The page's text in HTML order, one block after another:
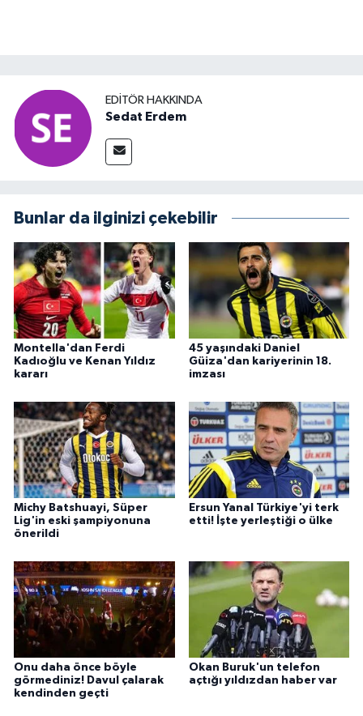
EDITÖR HAKKINDA
Sedat Erdem
Bunlar da ilginizi çekebilir
Montella'dan Ferdi
Kadıoğlu ve Kenan Yıldız
kararı
45 yaşındaki Daniel
Güiza'dan kariyerinin 18.
imzası
Michy Batshuayi, Süper
Lig'in eski şampiyonuna
önerildi
Ersun Yanal Türkiye'yi terk
etti! İşte yerleştiği o ülke
Onu daha önce böyle
görmediniz! Davul çalarak
kendinden geçti
Okan Buruk'un telefon
açtığı yıldızdan haber var